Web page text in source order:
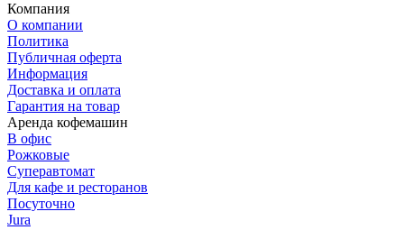
Компания
О компании
Политика
Публичная оферта
Информация
Доставка и оплата
Гарантия на товар
Аренда кофемашин
В офис
Рожковые
Суперавтомат
Для кафе и ресторанов
Посуточно
Jura